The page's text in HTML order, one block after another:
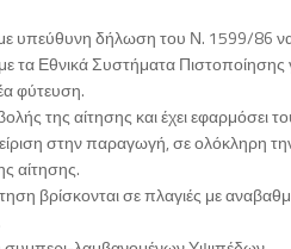
με υπεύθυνη δήλωση του Ν. 1599/86
τα Εθνικά Συστήματα
φύτευση.
της αίτησης και έχει εφαρμόσει
στην παραγωγή, σε ολόκληρη
αίτησης.
βρίσκονται σε πλαγιές με